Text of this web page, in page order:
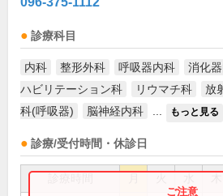
診療科目
内科 整形外科 呼吸器内科 消化
ハビリテーション科
リウマチ科 放
科(呼吸器)
脳神経内科 もっと見る
診療/受付時間・休診日